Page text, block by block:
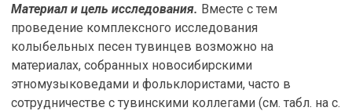
Материал и цель исследования. Вместе с тем
проведение комплексного исследования
колыбельных песен тувинцев возможно на
материалах, собранных новосибирскими
этномузыковедами и фольклористами, часто в
сотрудничестве с тувинскими коллегами (см. табл. на с.